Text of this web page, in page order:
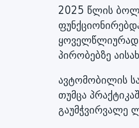
2025 წლის
ყოველწლიურად
პირობებზე
ავტომობილის
თუმცა
გაუმჭვირვალე